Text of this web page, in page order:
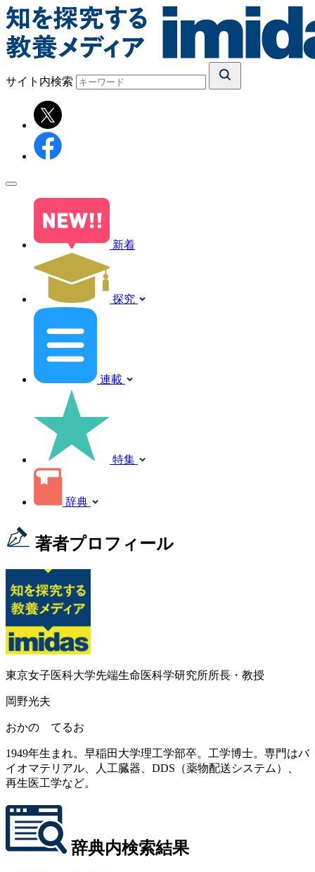
サイト内検索
新着
探究
連載
特集
辞典
著者プロフィール
東京女子医科大学先端生命医科学研究所所長・教授
岡野光夫
おかの てるお
1949年生まれ。早稲田大学理工学部卒。工学博士。専門はバ
イオマテリアル、人工臓器、DDS（薬物配送システム）、
再生医工学など。
辞典内検索結果